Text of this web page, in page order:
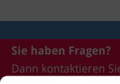
Sie haben Fragen?
Dann kontaktieren